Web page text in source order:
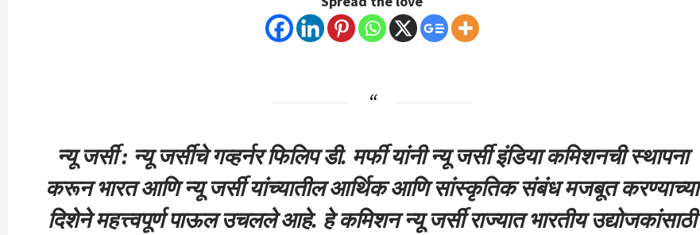
न्यू जर्सी : न्यू जर्सीचे गव्हर्नर फिलिप डी. मर्फी यांनी न्यू जर्सी इंडिया कमिशनची स्थापना
करून भारत आणि न्यू जर्सी यांच्यातील आर्थिक आणि सांस्कृतिक संबंध मजबूत करण्याच्या
दिशेने महत्त्वपूर्ण पाऊल उचलले आहे. हे कमिशन न्यू जर्सी राज्यात भारतीय उद्योजकांसाठी